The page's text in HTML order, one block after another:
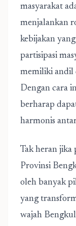
masyarakat
menjalankan
kebijakan
partisipasi
memiliki andil
Dengan cara
berharap
harmonis
Tak heran jika
Provinsi
oleh banyak
yang
wajah